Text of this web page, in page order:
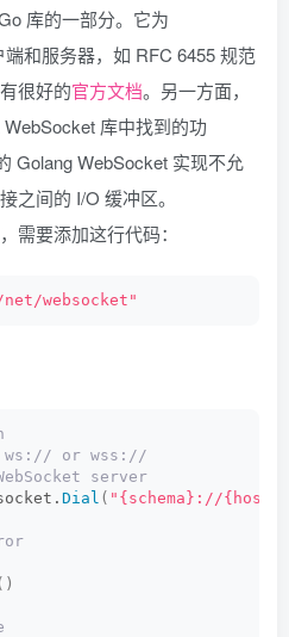
库的一部分。它为
和服务器，如 RFC 6455 规范
很好的官方文档。另一方面，
库中找到的功
Golang WebSocket 实现不允
之间的 I/O 缓冲区。
需要添加这行代码：
websocket"
ws:// or wss://
server
Dial ( "{schema}://